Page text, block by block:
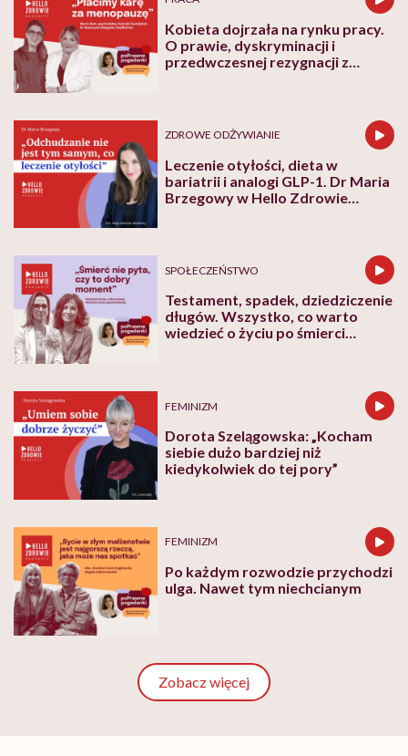
Kobieta dojrzała na rynku pracy.
O prawie, dyskryminacji i
przedwczesnej rezygnacji z
ZDROWE ODŻYWIANIE
Leczenie otyłości, dieta w
bariatrii i analogi GLP-1. Dr Maria
Brzegowy w Hello Zdrowie
SPOŁECZEŃSTWO
Testament, spadek, dziedziczenie
długów. Wszystko, co warto
wiedzieć o życiu po śmierci
FEMINIZM
Dorota Szelągowska: „Kocham
siebie dużo bardziej niż
kiedykolwiek do tej pory”
FEMINIZM
Po każdym rozwodzie przychodzi
ulga. Nawet tym niechcianym
Zobacz więcej